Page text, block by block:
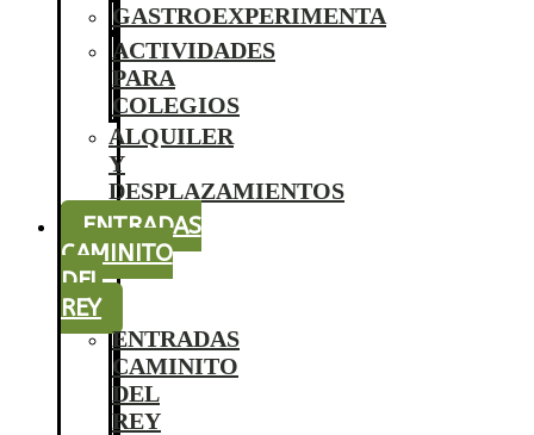
GASTROEXPERIMENTA
ACTIVIDADES
PARA
COLEGIOS
ALQUILER
Y
DESPLAZAMIENTOS
ENTRADAS
CAMINITO
DEL
REY
ENTRADAS
CAMINITO
DEL
REY